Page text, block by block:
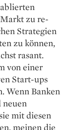
Markt zu ­re­
Strategien
zu ­können,
rasant.
von einer
Start-ups
Wenn Banken
neuen
mit diesen
meinen die